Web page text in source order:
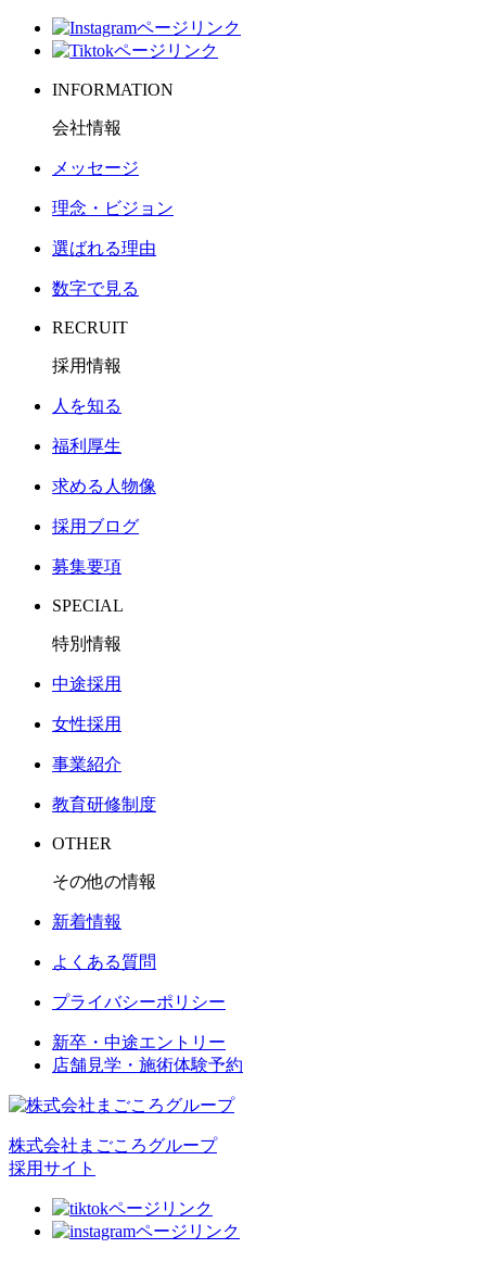
INFORMATION
会社情報
メッセージ
理念・ビジョン
選ばれる理由
数字で見る
RECRUIT
採用情報
人を知る
福利厚生
求める人物像
採用ブログ
募集要項
SPECIAL
特別情報
中途採用
女性採用
事業紹介
教育研修制度
OTHER
その他の情報
新着情報
よくある質問
プライバシーポリシー
新卒・中途エントリー
店舗見学・施術体験予約
株式会社まごころグループ
採用サイト